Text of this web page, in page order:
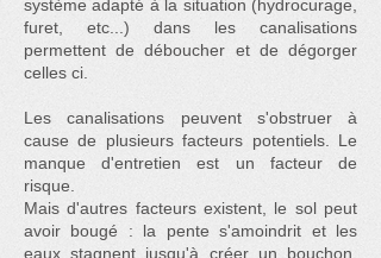
système adapté à la situation (hydrocurage,
furet, etc...) dans les canalisations
permettent de déboucher et de dégorger
celles ci.
Les canalisations peuvent s'obstruer à
cause de plusieurs facteurs potentiels. Le
manque d'entretien est un facteur de
risque.
Mais d'autres facteurs existent, le sol peut
avoir bougé : la pente s'amoindrit et les
eaux stagnent jusqu'à créer un bouchon.